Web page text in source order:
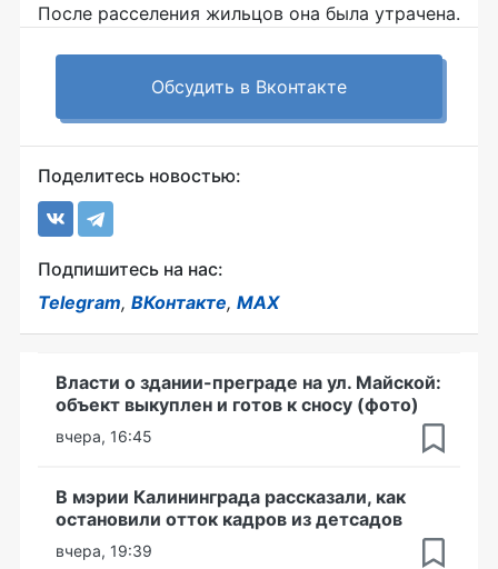
После расселения жильцов она была утрачена.
Обсудить в Вконтакте
Поделитесь новостью:
Подпишитесь на нас:
Telegram, ВКонтакте, MAX
Власти о здании-преграде на ул. Майской:
объект выкуплен и готов к сносу (фото)
вчера, 16:45
В мэрии Калининграда рассказали, как
остановили отток кадров из детсадов
вчера, 19:39